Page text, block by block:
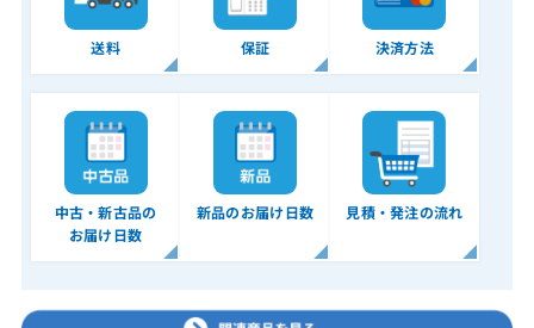
送料 保証 決済方法
中古・新古品の
お届け日数
新品のお届け日数 見積・発注の流れ